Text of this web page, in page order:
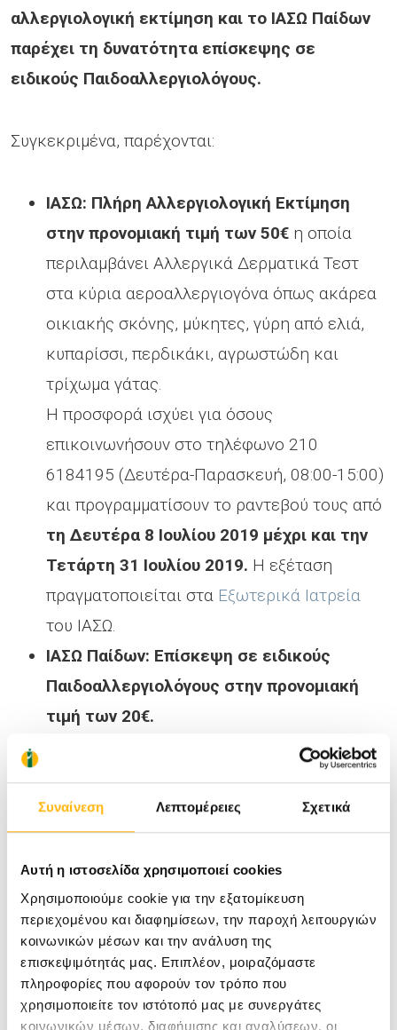
Συναίνεση Λεπτομέρειες Σχετικά
Αυτή η ιστοσελίδα χρησιμοποιεί cookies
Χρησιμοποιούμε cookie για την εξατομίκευση
περιεχομένου και διαφημίσεων, την παροχή λειτουργιών
κοινωνικών μέσων και την ανάλυση της
επισκεψιμότητάς μας. Επιπλέον, μοιραζόμαστε
πληροφορίες που αφορούν τον τρόπο που
χρησιμοποιείτε τον ιστότοπό μας με συνεργάτες
κοινωνικών μέσων, διαφήμισης και αναλύσεων, οι
αλλεργιολογική εκτίμηση και το ΙΑΣΩ Παίδων
παρέχει τη δυνατότητα επίσκεψης σε
ειδικούς Παιδοαλλεργιολόγους.
Συγκεκριμένα, παρέχονται:
ΙΑΣΩ: Πλήρη Αλλεργιολογική Εκτίμηση
στην προνομιακή τιμή των 50€ η οποία
περιλαμβάνει Αλλεργικά Δερματικά Τεστ
στα κύρια αεροαλλεργιογόνα όπως ακάρεα
οικιακής σκόνης, μύκητες, γύρη από ελιά,
κυπαρίσσι, περδικάκι, αγρωστώδη και
τρίχωμα γάτας.
Η προσφορά ισχύει για όσους
επικοινωνήσουν στο τηλέφωνο 210
6184195 (Δευτέρα-Παρασκευή, 08:00-15:00)
και προγραμματίσουν το ραντεβού τους από
τη Δευτέρα 8 Ιουλίου 2019 μέχρι και την
Τετάρτη 31 Ιουλίου 2019. Η εξέταση
πραγματοποιείται στα Εξωτερικά Ιατρεία
του ΙΑΣΩ.
ΙΑΣΩ Παίδων: Επίσκεψη σε ειδικούς
Παιδοαλλεργιολόγους στην προνομιακή
τιμή των 20€.
6383070–2 (Δευτέρα-Παρασκευή, 09:00-
17:00) και προγραμματίσουν το ραντεβού
τους απότη Δευτέρα 8 Ιουλίου 2019 μέχρι
και την Παρασκευή 12 Ιουλίου 2019.
Το Αλλεργιολογικό Τμήμα του ΙΑΣΩ Παίδων
αποτελεί ένα από τα πλέον εξειδικευμένα
τμήματαγια την έγκαιρη και την